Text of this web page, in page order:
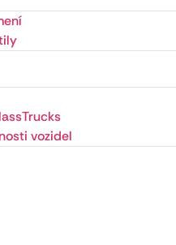
vozidel